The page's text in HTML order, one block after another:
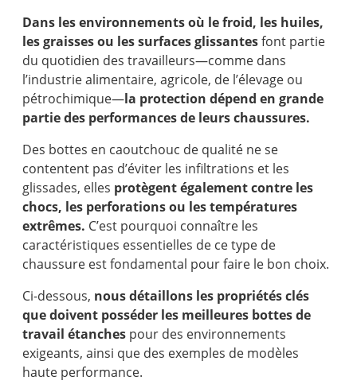
Dans les environnements où le froid, les huiles,
les graisses ou les surfaces glissantesfont partie
du quotidien des travailleurs—comme dans
l’industrie alimentaire, agricole, de l’élevage ou
pétrochimique—la protection dépend en grande
partie des performances de leurs chaussures.
Des bottes en caoutchouc de qualité ne se
contentent pas d’éviter les infiltrations et les
glissades, elles protègent également contre les
chocs, les perforations ou les températures
extrêmes. C’est pourquoi connaître les
caractéristiques essentielles de ce type de
chaussure est fondamental pour faire le bon choix.
Ci-dessous, nous détaillons les propriétés clés
que doivent posséder les meilleures bottes de
travail étanches pour des environnements
exigeants, ainsi que des exemples de modèles
haute performance.